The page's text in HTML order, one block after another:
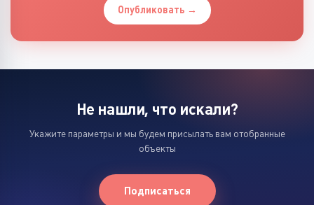
Опубликовать →
Не нашли, что искали?
Укажите параметры и мы будем присылать вам отобранные
объекты
Подписаться